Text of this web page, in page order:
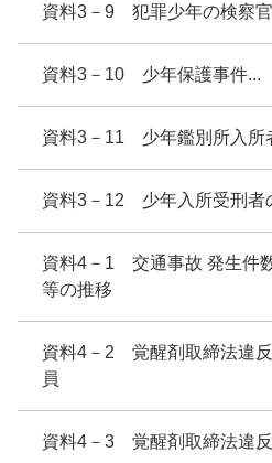
資料3－9 犯罪少年の検察
資料3－10 少年保護事件...
資料3－11 少年鑑別所入所
資料3－12 少年入所受刑者
資料4－1 交通事故 発生件
等の推移
資料4－2 覚醒剤取締法違
員
資料4－3 覚醒剤取締法違